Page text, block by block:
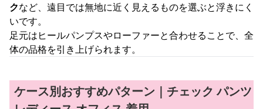
クなど、遠目では無地に近く見えるものを選ぶと浮きにく
いです。
足元はヒールパンプスやローファーと合わせることで、全
体の品格を引き上げられます。
ケース別おすすめパターン｜チェック パンツ